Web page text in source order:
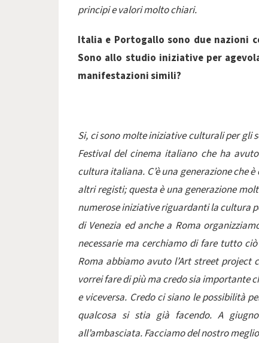
principi e valori molto chiari.
Italia e Portogallo sono due nazioni
Sono allo studio iniziative per
manifestazioni simili?
Si, ci sono molte iniziative culturali per gli
Festival del cinema italiano che ha
cultura italiana. C’è una generazione che
altri registi; questa è una generazione
numerose iniziative riguardanti la cultura
di Venezia ed anche a Roma
necessarie ma cerchiamo di fare tutto
Roma abbiamo avuto l’Art street
vorrei fare di più ma credo sia importante
e viceversa. Credo ci siano le possibilità
qualcosa si stia già facendo. A
all’ambasciata. Facciamo del nostro